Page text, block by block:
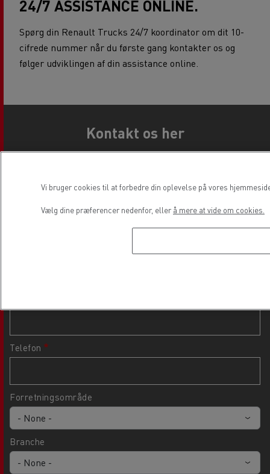
24/7 ASSISTANCE ONLINE.
Spørg din Renault Trucks 24/7 koordinator om dit 10-
cifrede nummer når du første gang kontakter os og
følger udviklingen af din assistance online.
Kontakt os her
Telefon
Forretningsområde
Branche
Vi bruger cookies til at forbedre din oplevelse på vores
Vælg dine præferencer nedenfor, eller å mere at vide om cookies.